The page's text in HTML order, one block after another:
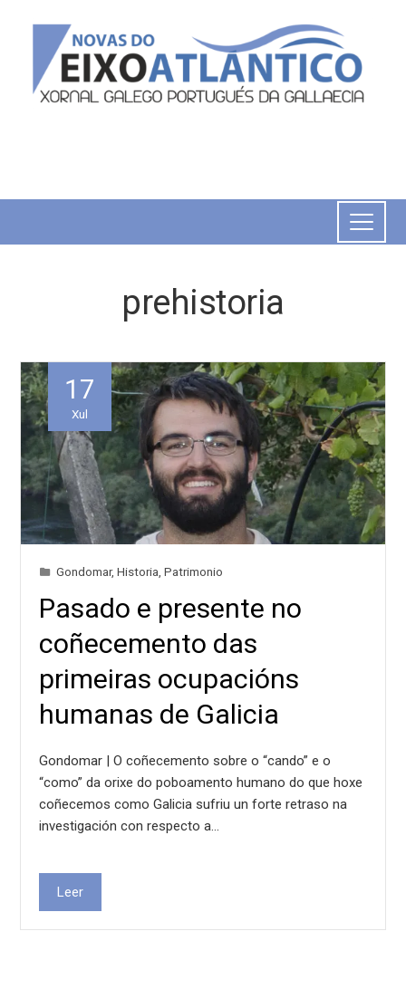
prehistoria
17
Xul
Gondomar,Historia ,Patrimonio
Pasado e presente no
coñecemento das
primeiras ocupacións
humanas de Galicia
Gondomar | O coñecemento sobre o “cando” e o
“como” da orixe do poboamento humano do que hoxe
coñecemos como Galicia sufriu un forte retraso na
investigación con respecto a…
Leer